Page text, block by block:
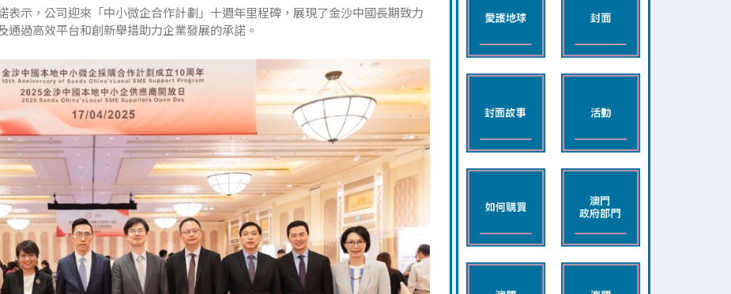
示，公司迎來「中小微企合作計劃」十週年里程碑，展現了金沙中國長期致力
過高效平台和創新舉措助力企業發展的承諾。